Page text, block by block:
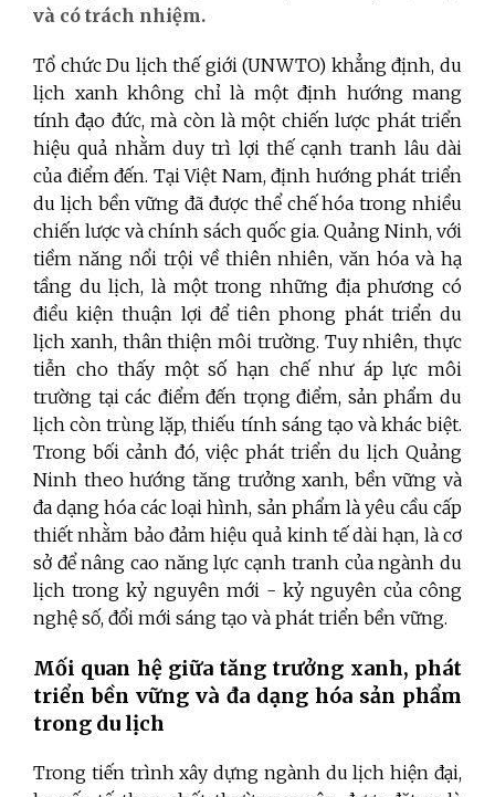
và có trách nhiệm.
Tổ chức Du lịch thế giới (UNWTO) khẳng định, du
lịch xanh không chỉ là một định hướng mang
tính đạo đức, mà còn là một chiến lược phát triển
hiệu quả nhằm duy trì lợi thế cạnh tranh lâu dài
của điểm đến. Tại Việt Nam, định hướng phát triển
du lịch bền vững đã được thể chế hóa trong nhiều
chiến lược và chính sách quốc gia. Quảng Ninh, với
tiềm năng nổi trội về thiên nhiên, văn hóa và hạ
tầng du lịch, là một trong những địa phương có
điều kiện thuận lợi để tiên phong phát triển du
lịch xanh, thân thiện môi trường. Tuy nhiên, thực
tiễn cho thấy một số hạn chế như áp lực môi
trường tại các điểm đến trọng điểm, sản phẩm du
lịch còn trùng lặp, thiếu tính sáng tạo và khác biệt.
Trong bối cảnh đó, việc phát triển du lịch Quảng
Ninh theo hướng tăng trưởng xanh, bền vững và
đa dạng hóa các loại hình, sản phẩm là yêu cầu cấp
thiết nhằm bảo đảm hiệu quả kinh tế dài hạn, là cơ
sở để nâng cao năng lực cạnh tranh của ngành du
lịch trong kỷ nguyên mới - kỷ nguyên của công
nghệ số, đổi mới sáng tạo và phát triển bền vững.
Mối quan hệ giữa tăng trưởng xanh, phát
triển bền vững và đa dạng hóa sản phẩm
trong du lịch
Trong tiến trình xây dựng ngành du lịch hiện đại,